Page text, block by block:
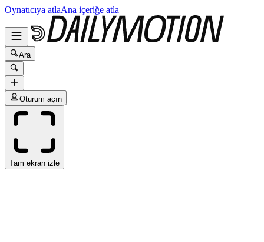
Oynatıcıya atlaAna içeriğe atla
Ara
Oturum açın
Tam ekran izle